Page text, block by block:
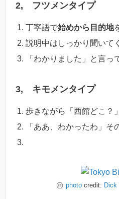
2, フツメンタイプ
丁寧語で始めから目的地
説明中はしっかり聞いて
「わかりました」と言っ
3, キモメンタイプ
歩きながら「西館どこ？」
「ああ、わかったわ」そ
photo credit: Dick